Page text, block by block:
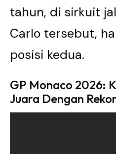
tahun, di sirkuit
Carlo tersebut,
posisi kedua.
GP Monaco 2026:
Juara Dengan